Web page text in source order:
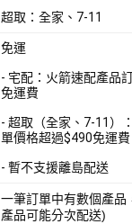
超取：全家、7-11
免運
- 宅配：火箭速配產品
免運費
- 超取（全家、7-11）
單價格超過$490免運費
- 暫不支援離島配送
一筆訂單中有數個產品
產品可能分次配送)